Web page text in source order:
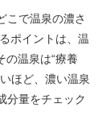
こで温泉の濃さ
ポイントは、温
の温泉は“療養
ほど、濃い温泉
分量をチェック